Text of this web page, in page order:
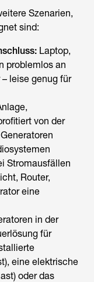
Szenarien,
sind:
Laptop,
problemlos an
leise genug für
von der
Stromausfällen
Router,
eine
in der
für
eine elektrische
oder das